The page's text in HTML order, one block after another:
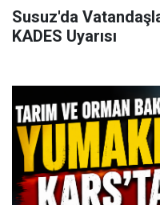
Susuz'da
KADES Uyarısı